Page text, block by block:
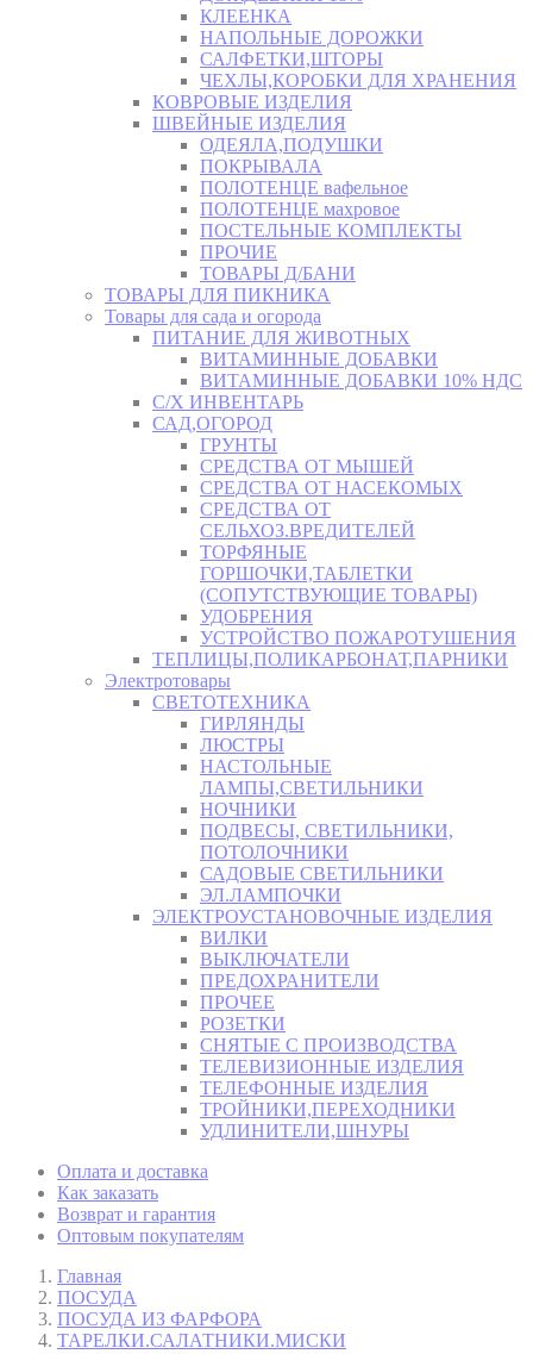
КЛЕЕНКА
НАПОЛЬНЫЕ ДОРОЖКИ
САЛФЕТКИ,ШТОРЫ
ЧЕХЛЫ,КОРОБКИ ДЛЯ ХРАНЕНИЯ
КОВРОВЫЕ ИЗДЕЛИЯ
ШВЕЙНЫЕ ИЗДЕЛИЯ
ОДЕЯЛА,ПОДУШКИ
ПОКРЫВАЛА
ПОЛОТЕНЦЕ вафельное
ПОЛОТЕНЦЕ махровое
ПОСТЕЛЬНЫЕ КОМПЛЕКТЫ
ПРОЧИЕ
ТОВАРЫ Д/БАНИ
ТОВАРЫ ДЛЯ ПИКНИКА
Товары для сада и огорода
ПИТАНИЕ ДЛЯ ЖИВОТНЫХ
ВИТАМИННЫЕ ДОБАВКИ
ВИТАМИННЫЕ ДОБАВКИ 10% НДС
С/Х ИНВЕНТАРЬ
САД,ОГОРОД
ГРУНТЫ
СРЕДСТВА ОТ МЫШЕЙ
СРЕДСТВА ОТ НАСЕКОМЫХ
СРЕДСТВА ОТ
СЕЛЬХОЗ.ВРЕДИТЕЛЕЙ
ТОРФЯНЫЕ
ГОРШОЧКИ,ТАБЛЕТКИ
(СОПУТСТВУЮЩИЕ ТОВАРЫ)
УДОБРЕНИЯ
УСТРОЙСТВО ПОЖАРОТУШЕНИЯ
ТЕПЛИЦЫ,ПОЛИКАРБОНАТ,ПАРНИКИ
Электротовары
СВЕТОТЕХНИКА
ГИРЛЯНДЫ
ЛЮСТРЫ
НАСТОЛЬНЫЕ
ЛАМПЫ,СВЕТИЛЬНИКИ
НОЧНИКИ
ПОДВЕСЫ, СВЕТИЛЬНИКИ,
ПОТОЛОЧНИКИ
САДОВЫЕ СВЕТИЛЬНИКИ
ЭЛ.ЛАМПОЧКИ
ЭЛЕКТРОУСТАНОВОЧНЫЕ ИЗДЕЛИЯ
ВИЛКИ
ВЫКЛЮЧАТЕЛИ
ПРЕДОХРАНИТЕЛИ
ПРОЧЕЕ
РОЗЕТКИ
СНЯТЫЕ С ПРОИЗВОДСТВА
ТЕЛЕВИЗИОННЫЕ ИЗДЕЛИЯ
ТЕЛЕФОННЫЕ ИЗДЕЛИЯ
ТРОЙНИКИ,ПЕРЕХОДНИКИ
УДЛИНИТЕЛИ,ШНУРЫ
Оплата и доставка
Как заказать
Возврат и гарантия
Оптовым покупателям
Главная
ПОСУДА
ПОСУДА ИЗ ФАРФОРА
ТАРЕЛКИ.САЛАТНИКИ.МИСКИ